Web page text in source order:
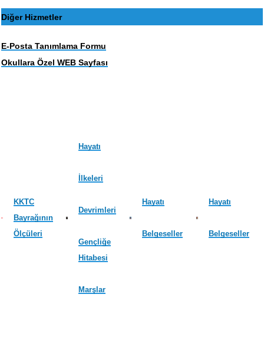
Diğer Hizmetler
E-Posta Tanımlama Formu
Okullara Özel WEB Sayfası
KKTC
Bayrağının
Ölçüleri
Hayatı
İlkeleri
Devrimleri
Gençliğe
Hitabesi
Marşlar
Hayatı
Belgeseller
Hayatı
Belgeseller